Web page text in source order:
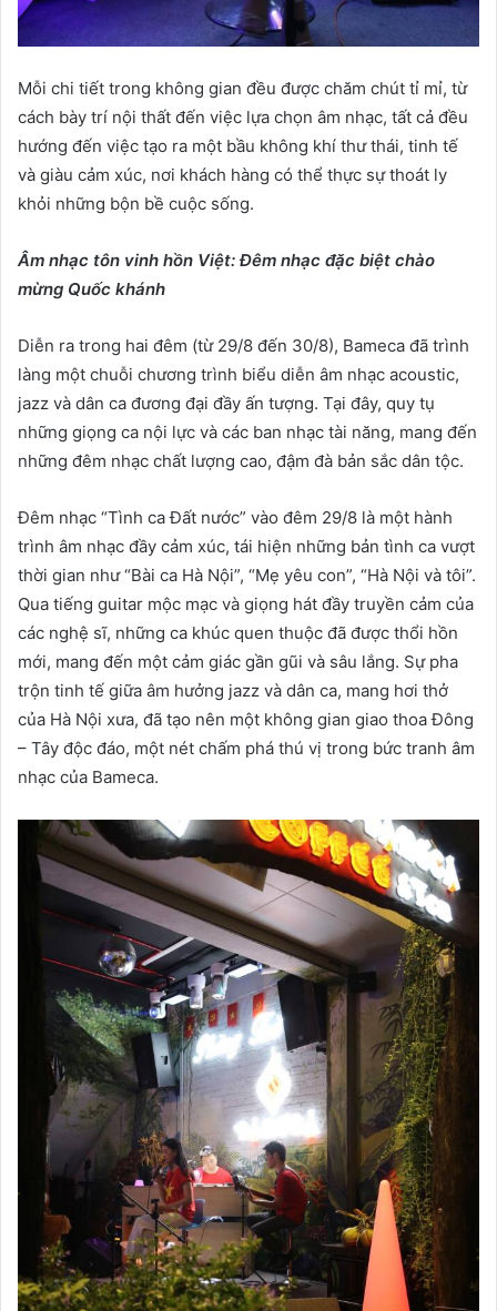
Mỗi chi tiết trong không gian đều được chăm chút tỉ mỉ, từ
cách bày trí nội thất đến việc lựa chọn âm nhạc, tất cả đều
hướng đến việc tạo ra một bầu không khí thư thái, tinh tế
và giàu cảm xúc, nơi khách hàng có thể thực sự thoát ly
khỏi những bộn bề cuộc sống.
Âm nhạc tôn vinh hồn Việt: Đêm nhạc đặc biệt chào
mừng Quốc khánh
Diễn ra trong hai đêm (từ 29/8 đến 30/8), Bameca đã trình
làng một chuỗi chương trình biểu diễn âm nhạc acoustic,
jazz và dân ca đương đại đầy ấn tượng. Tại đây, quy tụ
những giọng ca nội lực và các ban nhạc tài năng, mang đến
những đêm nhạc chất lượng cao, đậm đà bản sắc dân tộc.
Đêm nhạc “Tình ca Đất nước” vào đêm 29/8 là một hành
trình âm nhạc đầy cảm xúc, tái hiện những bản tình ca vượt
thời gian như “Bài ca Hà Nội”, “Mẹ yêu con”, “Hà Nội và tôi”.
Qua tiếng guitar mộc mạc và giọng hát đầy truyền cảm của
các nghệ sĩ, những ca khúc quen thuộc đã được thổi hồn
mới, mang đến một cảm giác gần gũi và sâu lắng. Sự pha
trộn tinh tế giữa âm hưởng jazz và dân ca, mang hơi thở
của Hà Nội xưa, đã tạo nên một không gian giao thoa Đông
– Tây độc đáo, một nét chấm phá thú vị trong bức tranh âm
nhạc của Bameca.